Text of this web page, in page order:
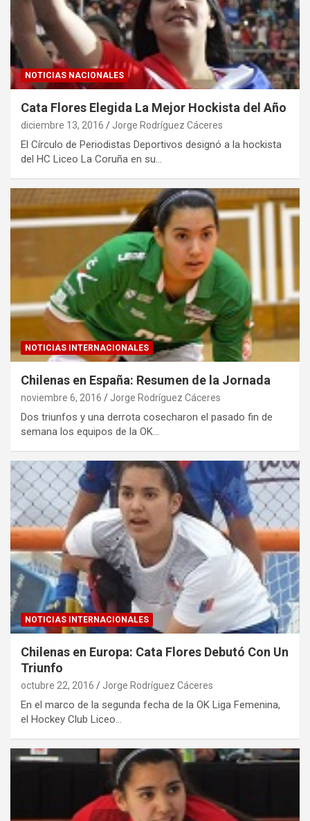
NOTICIAS NACIONALES
Cata Flores Elegida La Mejor Hockista del Año
diciembre 13, 2016 Jorge Rodríguez Cáceres
El Círculo de Periodistas Deportivos designó a la hockista
del HC Liceo La Coruña en su…
NOTICIAS INTERNACIONALES
Chilenas en España: Resumen de la Jornada
noviembre 6, 2016 Jorge Rodríguez Cáceres
Dos triunfos y una derrota cosecharon el pasado fin de
semana los equipos de la OK…
NOTICIAS INTERNACIONALES
Chilenas en Europa: Cata Flores Debutó Con Un
Triunfo
octubre 22, 2016 Jorge Rodríguez Cáceres
En el marco de la segunda fecha de la OK Liga Femenina,
el Hockey Club Liceo…